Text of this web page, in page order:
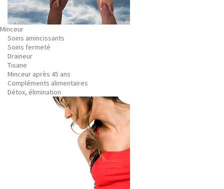
Minceur
Soins amincissants
Soins fermeté
Draineur
Tisane
Minceur après 45 ans
Compléments alimentaires
Détox, élimination